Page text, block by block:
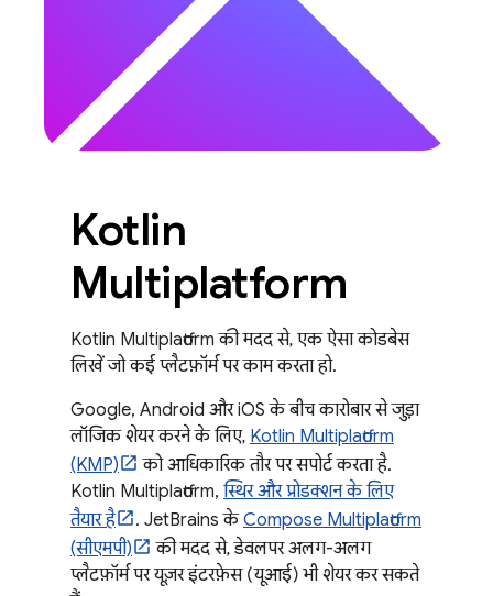
Kotlin
Multiplatform
Kotlin Multiplatform की मदद से, एक ऐसा कोडबेस
लिखें जो कई प्लैटफ़ॉर्म पर काम करता हो.
Google, Android और iOS के बीच कारोबार से जुड़ा
लॉजिक शेयर करने के लिए, Kotlin Multiplatform
(KMP)
को आधिकारिक तौर पर सपोर्ट करता है.
Kotlin Multiplatform, स्थिर और प्रोडक्शन के लिए
तैयार है
. JetBrains केCompose Multiplatform
(सीएमपी)
की मदद से, डेवलपर अलग-अलग
प्लैटफ़ॉर्म पर यूज़र इंटरफ़ेस (यूआई) भी शेयर कर सकते